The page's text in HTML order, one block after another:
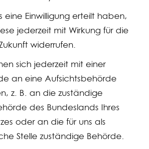
eine Einwilligung erteilt haben,
jederzeit mit Wirkung für die
Zukunft widerrufen.
sich jederzeit mit einer
an eine Aufsichtsbehörde
z. B. an die zuständige
des Bundeslands Ihres
oder an die für uns als
Stelle zuständige Behörde.